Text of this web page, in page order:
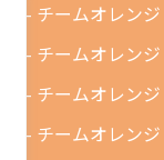
チームオレン
チームオレン
チームオレン
チームオレン